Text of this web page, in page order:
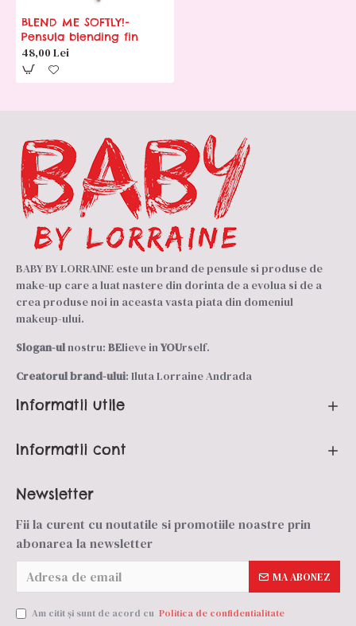
BLEND ME SOFTLY!-
Pensula blending fin
48,00 Lei
BABY BY LORRAINE este un brand de pensule si produse de
make-up care a luat nastere din dorinta de a evolua si de a
crea produse noi in aceasta vasta piata din domeniul
makeup-ului.
Slogan-ulnostru: BElieve inYOUrself.
Creatorul brand-ului: Iluta Lorraine Andrada
Informatii utile
Informatii cont
Newsletter
Fii la curent cu noutatile si promotiile noastre prin
abonarea la newsletter
MA ABONEZ
Am citit şi sunt de acord cu Politica de confidentialitate